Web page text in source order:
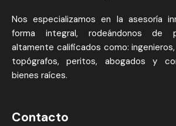
Nos especializamos en la asesoría
forma integral, rodeándonos de
altamente calificados como:
topógrafos, peritos, abogados y
bienes raíces.
Contacto